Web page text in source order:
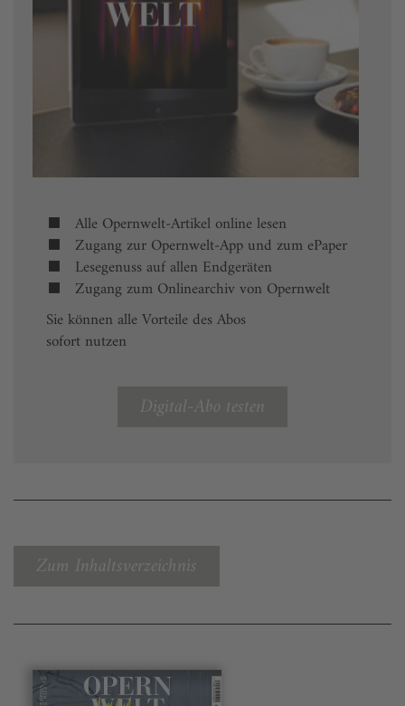
Alle Opernwelt-Artikel online lesen
Zugang zur Opernwelt-App und zum ePaper
Lesegenuss auf allen Endgeräten
Zugang zum Onlinearchiv von Opernwelt
Sie können alle Vorteile des Abos
sofort nutzen
Digital-Abo testen
Zum Inhaltsverzeichnis